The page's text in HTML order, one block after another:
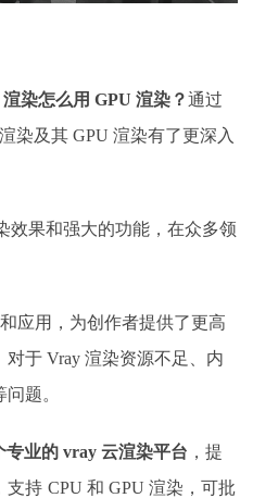
染怎么用 GPU 渲染？通过
染及其 GPU 渲染有了更深入
效果和强大的功能，在众多领
应用，为创作者提供了更高
于 Vray 渲染资源不足、内
题。
专业的 vray 云渲染平台 ，提
支持 CPU 和 GPU 渲染，可批